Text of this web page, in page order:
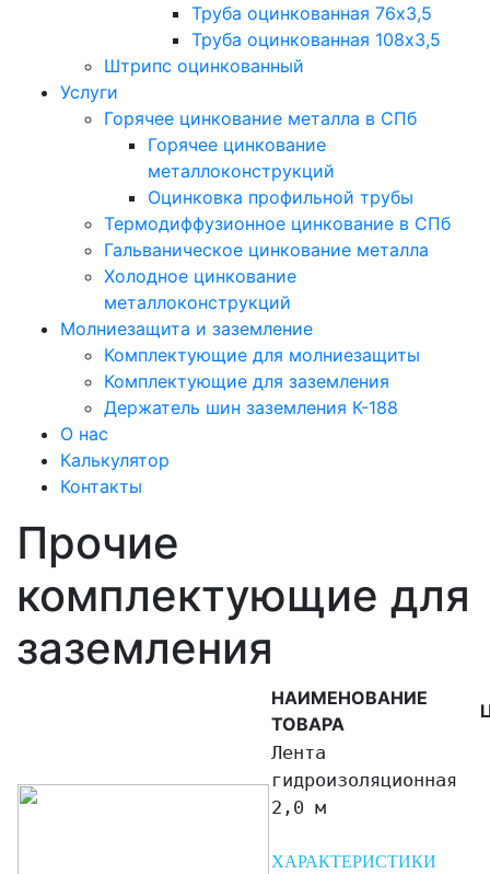
Труба оцинкованная 76х3,5
Труба оцинкованная 108х3,5
Штрипс оцинкованный
Услуги
Горячее цинкование металла в СПб
Горячее цинкование
металлоконструкций
Оцинковка профильной трубы
Термодиффузионное цинкование в СПб
Гальваническое цинкование металла
Холодное цинкование
металлоконструкций
Молниезащита и заземление
Комплектующие для молниезащиты
Комплектующие для заземления
Держатель шин заземления К-188
О нас
Калькулятор
Контакты
Прочие
комплектующие для
заземления
НАИМЕНОВАНИЕ
ТОВАРА
Лента
гидроизоляционная
2,0 м
ХАРАКТЕРИСТИКИ